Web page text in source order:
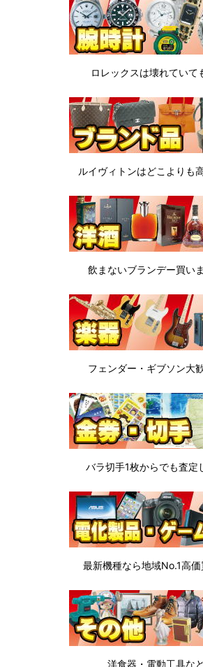
ロレックスは壊れていて
ルイヴィトンはどこよりも
飲まないブランデー買い
フェンダー・ギブソン大
バラ切手1枚からでも査定
最新機種なら地域No.1高価
洋食器・電動工具な